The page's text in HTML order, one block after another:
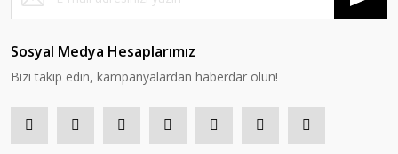
Sosyal Medya Hesaplarımız
Bizi takip edin, kampanyalardan haberdar olun!